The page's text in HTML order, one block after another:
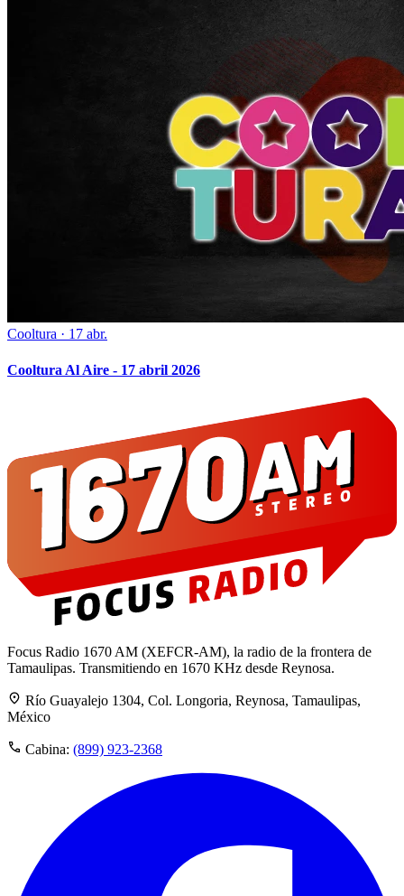
Cooltura · 17 abr.
Cooltura Al Aire - 17 abril 2026
Focus Radio 1670 AM (XEFCR-AM), la radio de la frontera de
Tamaulipas. Transmitiendo en 1670 KHz desde Reynosa.
Río Guayalejo 1304, Col. Longoria, Reynosa, Tamaulipas,
México
Cabina: (899) 923-2368